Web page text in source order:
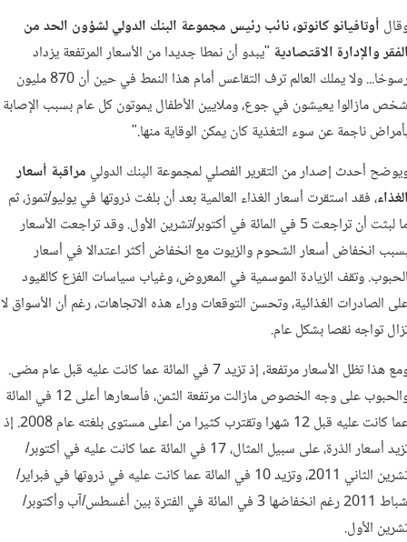
أوتافيانوكانوتو،نائبرئيس مجموعة البنك الدولي لشؤون الحد من
والإدارة الاقتصادية "يبدو أن نمطا جديدا من الأسعار المرتفعة يزداد
رسوخا... ولا يملك العالم ترف التقاعس أمام هذا النمط في حين أن 870 مليون
مازالوا يعيشون في جوع، وملايين الأطفال يموتون كل عام بسبب الإصابة
ناجمة عن سوء التغذية كان يمكن الوقاية منها."
أحدث إصدار من التقرير الفصلي لمجموعة البنك الدولي مراقبة أسعار
، فقد استقرت أسعار الغذاء العالمية بعد أن بلغت ذروتها في يوليو/تموز، ثم
ما لبثت أن تراجعت 5 في المائة في أكتوبر/تشرين الأول. وقد تراجعت الأسعار
انخفاض أسعار الشحوم والزيوت مع انخفاض أكثر اعتدالا في أسعار
وتقف الزيادة الموسمية في المعروض، وغياب سياسات الفزع كالقيود
الصادرات الغذائية، وتحسن التوقعات وراء هذه الاتجاهات، رغم أن الأسواق لا
تواجه نقصا بشكل عام.
ومع هذا تظل الأسعار مرتفعة، إذ تزيد 7 في المائة عما كانت عليه قبل عام مضى.
والحبوب على وجه الخصوص مازالت مرتفعة الثمن، فأسعارها أعلى 12 في المائة
عما كانت عليه قبل 12 شهرا وتقترب كثيرا من أعلى مستوى بلغته عام 2008. إذ
تزيد أسعار الذرة، على سبيل المثال، 17 في المائة عما كانت عليه في أكتوبر/
تشرين الثاني 2011، وتزيد 10 في المائة عما كانت عليه في ذروتها في فبراير/
شباط 2011 رغم انخفاضها 3 في المائة في الفترة بين أغسطس/آب وأكتوبر/
الأول.